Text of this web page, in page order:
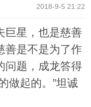
2018-9-5 21:22
巨星，也是慈善
善是不是为了作
问题，成龙答得
做起的。”坦诚